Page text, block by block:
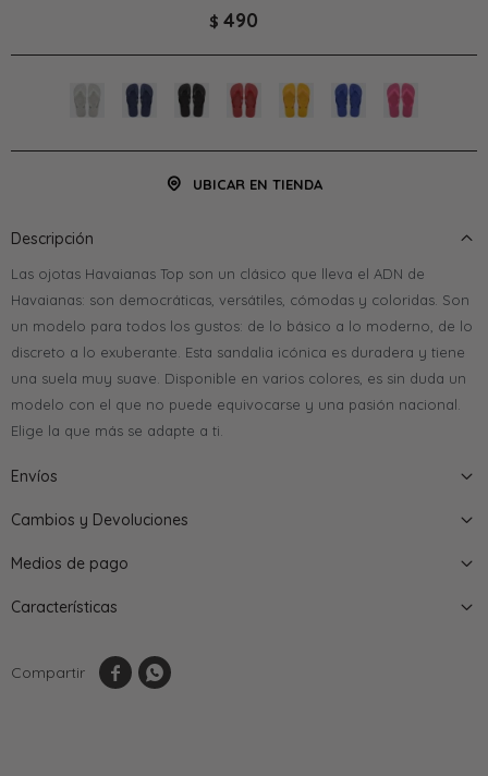
$ 490
UBICAR EN TIENDA
Descripción
Las ojotas Havaianas Top son un clásico que lleva el ADN de
Havaianas: son democráticas, versátiles, cómodas y coloridas. Son
un modelo para todos los gustos: de lo básico a lo moderno, de lo
discreto a lo exuberante. Esta sandalia icónica es duradera y tiene
una suela muy suave. Disponible en varios colores, es sin duda un
modelo con el que no puede equivocarse y una pasión nacional.
Elige la que más se adapte a ti.
Envíos
Cambios y Devoluciones
Medios de pago
Características
 